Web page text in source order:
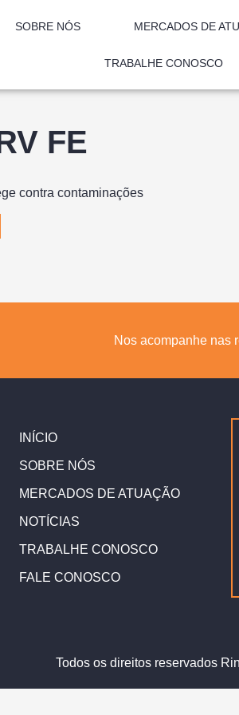
SOBRE NÓS MERCADOS DE
TRABALHE CONOSCO
FE
contra contaminações
Nos acompanhe nas
INÍCIO
SOBRE NÓS
MERCADOS DE ATUAÇÃO
NOTÍCIAS
TRABALHE CONOSCO
FALE CONOSCO
Todos os direitos reservados